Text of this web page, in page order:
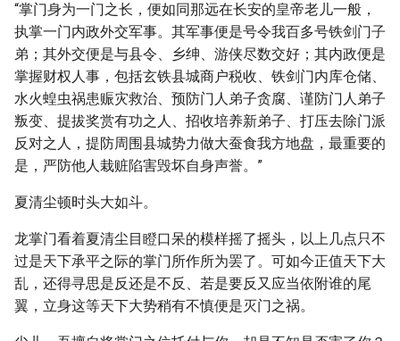
“掌门身为一门之长，便如同那远在长安的皇帝老儿一般，
执掌一门内政外交军事。其军事便是号令我百多号铁剑门子
弟；其外交便是与县令、乡绅、游侠尽数交好；其内政便是
掌握财权人事，包括玄铁县城商户税收、铁剑门内库仓储、
水火蝗虫祸患赈灾救治、预防门人弟子贪腐、谨防门人弟子
叛变、提拔奖赏有功之人、招收培养新弟子、打压去除门派
反对之人，提防周围县城势力做大蚕食我方地盘，最重要的
是，严防他人栽赃陷害毁坏自身声誉。”
夏清尘顿时头大如斗。
龙掌门看着夏清尘目瞪口呆的模样摇了摇头，以上几点只不
过是天下承平之际的掌门所作所为罢了。可如今正值天下大
乱，还得寻思是反还是不反、若是要反又应当依附谁的尾
翼，立身这等天下大势稍有不慎便是灭门之祸。